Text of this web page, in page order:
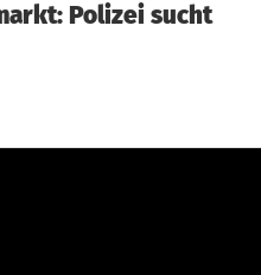
Polizei sucht